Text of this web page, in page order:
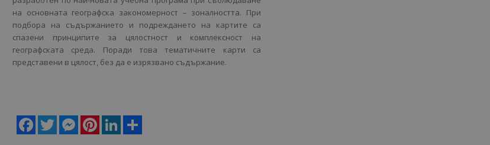
на основната географска закономерност – зоналността. При
подбора на съдържанието и подреждането на картите са
спазени принципите за цялостност и комплексност на
географската среда. Поради това тематичните карти са
представени в цялост, без да е изрязвано съдържание.
Facebook
Twitter MessengerPinterestLinkedIn